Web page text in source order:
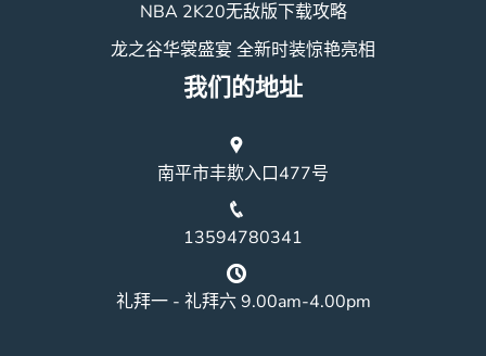
NBA 2K20无敌版下载攻略
龙之谷华裳盛宴 全新时装惊艳亮相
我们的地址
南平市丰欺入口477号
13594780341
礼拜一 - 礼拜六 9.00am-4.00pm